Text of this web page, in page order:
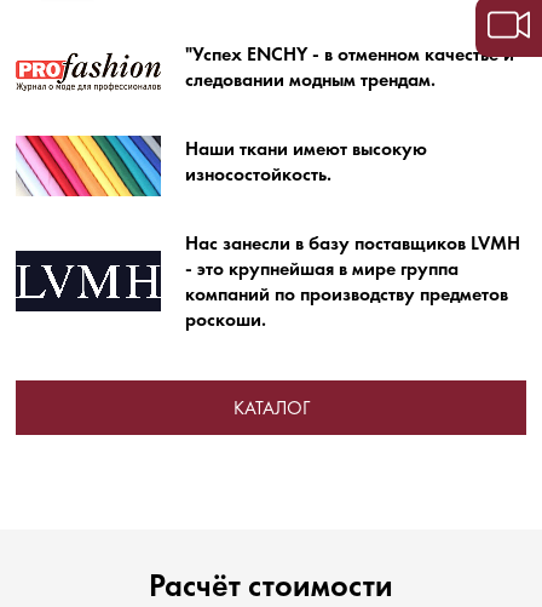
"Успех ENCHY - в отменном качестве и
следовании модным трендам.
Наши ткани имеют высокую
износостойкость.
Нас занесли в базу поставщиков LVMH
- это крупнейшая в мире группа
компаний по производству предметов
роскоши.
КАТАЛОГ
Расчёт стоимости